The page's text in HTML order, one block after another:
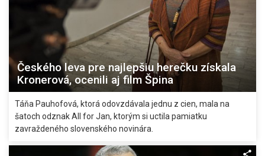
Českého leva pre najlepšiu herečku získala
Kronerová, ocenili aj film Špina
Táňa Pauhofová, ktorá odovzdávala jednu z cien, mala na
šatoch odznak All for Jan, ktorým si uctila pamiatku
zavraždeného slovenského novinára.